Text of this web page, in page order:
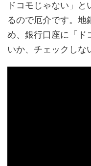
ドコモじゃない」
るので厄介です。地
め、銀行口座に「ド
いか、チェックしな